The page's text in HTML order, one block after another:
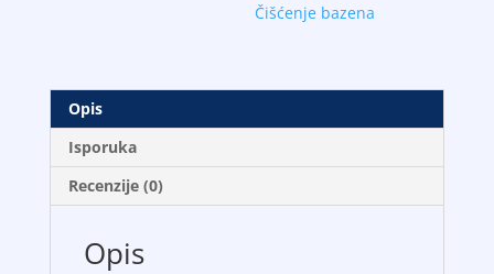
Čišćenje bazena
Opis
Isporuka
Recenzije (0)
Opis